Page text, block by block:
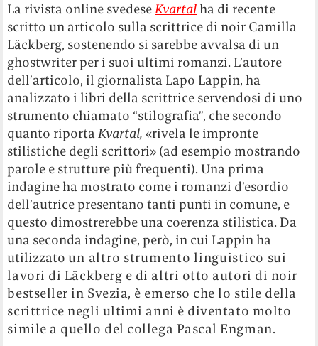
La rivista online svedeseKvartal ha di recente
scritto un articolo sulla scrittrice di noir Camilla
Läckberg, sostenendo si sarebbe avvalsa di un
ghostwriter per i suoi ultimi romanzi. L’autore
dell’articolo, il giornalista Lapo Lappin, ha
analizzato i libri della scrittrice servendosi di uno
strumento chiamato “stilografia”, che secondo
quanto riportaKvartal,«rivela le impronte
stilistiche degli scrittori» (ad esempio mostrando
parole e strutture più frequenti). Una prima
indagine ha mostrato come i romanzi d’esordio
dell’autrice presentano tanti punti in comune, e
questo dimostrerebbe una coerenza stilistica. Da
una seconda indagine, però, in cui Lappin ha
utilizzatoun altro strumento linguistico sui
lavori di Läckberg e di altri otto autori di noir
bestseller in Svezia, è emerso che lo stile della
scrittrice negli ultimi anni è diventato molto
simile a quello del collega Pascal Engman.